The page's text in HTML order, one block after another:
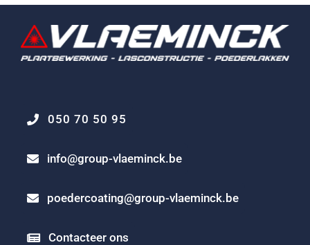
050 70 50 95
info@group-vlaeminck.be
poedercoating@group-vlaeminck.be
Contacteer ons